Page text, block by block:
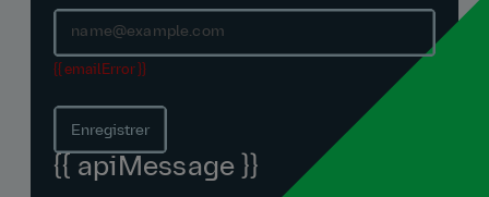
{{ emailError }}
Enregistrer
{{ apiMessage }}